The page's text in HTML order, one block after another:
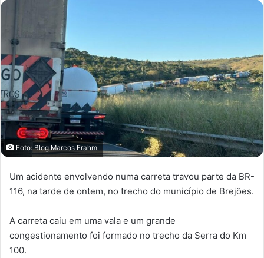
Foto: Blog Marcos Frahm
Um acidente envolvendo numa carreta travou parte da BR-
116, na tarde de ontem, no trecho do município de Brejões.
A carreta caiu em uma vala e um grande
congestionamento foi formado no trecho da Serra do Km
100.